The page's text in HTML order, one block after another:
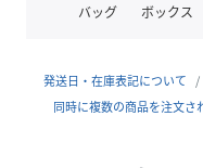
素材：合成樹脂
サイズ：縦2.5cm横
バッグ ボックス
発送日・在庫表記について
同時に複数の商品を注文さ